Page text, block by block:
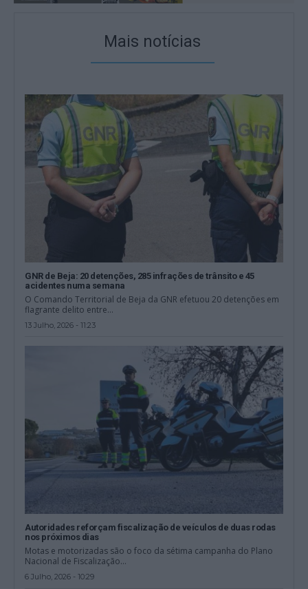
Mais notícias
GNR de Beja: 20 detenções, 285 infrações de trânsito e 45
acidentes numa semana
O Comando Territorial de Beja da GNR efetuou 20 detenções em
flagrante delito entre...
13 Julho, 2026 - 11:23
Autoridades reforçam fiscalização de veículos de duas rodas
nos próximos dias
Motas e motorizadas são o foco da sétima campanha do Plano
Nacional de Fiscalização...
6 Julho, 2026 - 10:29